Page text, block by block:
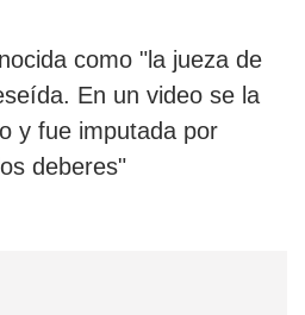
como "la jueza de
En un video se la
y fue imputada por
deberes"